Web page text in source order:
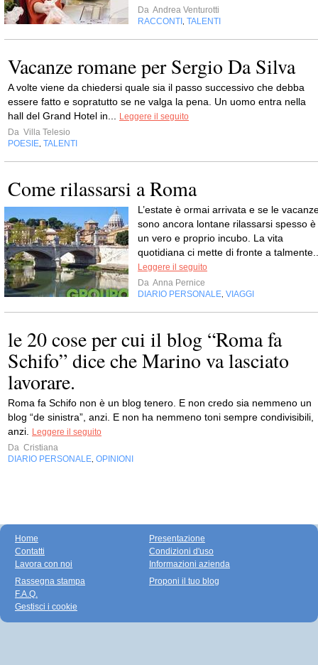
Da Andrea Venturotti
RACCONTI
TALENTI
Vacanze romane per Sergio Da Silva
A volte viene da chiedersi quale sia il passo successivo che debba
essere fatto e sopratutto se ne valga la pena. Un uomo entra nella
hall del Grand Hotel in...
Leggere il seguito
Da Villa Telesio
POESIE TALENTI
Come rilassarsi a Roma
L’estate è ormai arrivata e se le
sono ancora lontane rilassarsi spesso è
un vero e proprio incubo. La vita
quotidiana ci mette di fronte a
Leggere il seguito
Da Anna Pernice
DIARIO PERSONALE VIAGGI
le 20 cose per cui il blog “Roma fa
Schifo” dice che Marino va lasciato
lavorare.
Roma fa Schifo non è un blog tenero. E non credo sia nemmeno un
blog “de sinistra”, anzi. E non ha nemmeno toni sempre condivisibili,
anzi.
Leggere il seguito
Da Cristiana
DIARIO PERSONALE OPINIONI
Home
Contatti
Lavora con noi
Presentazione
Condizioni d'uso
Informazioni azienda
Rassegna stampa
F.A.Q.
Gestisci i cookie
Proponi il tuo blog